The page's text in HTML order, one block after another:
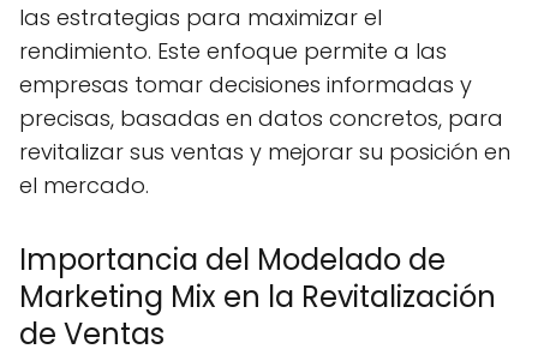
las estrategias para maximizar el
rendimiento. Este enfoque permite a las
empresas tomar decisiones informadas y
precisas, basadas en datos concretos, para
revitalizar sus ventas y mejorar su posición en
el mercado.
Importancia del Modelado de
Marketing Mix en la Revitalización
de Ventas